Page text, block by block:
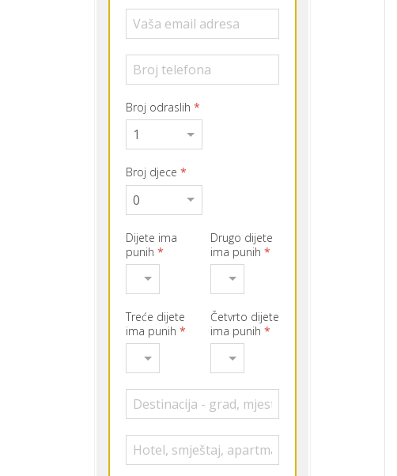
Broj odraslih *
Broj djece *
Dijete ima
punih *
Drugo dijete
ima punih *
Treće dijete
ima punih *
Četvrto dijete
ima punih *